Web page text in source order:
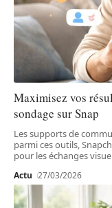
Maximisez vos
sondage sur Snap
Les supports de
parmi ces outils,
pour les échanges
Actu 27/03/2026